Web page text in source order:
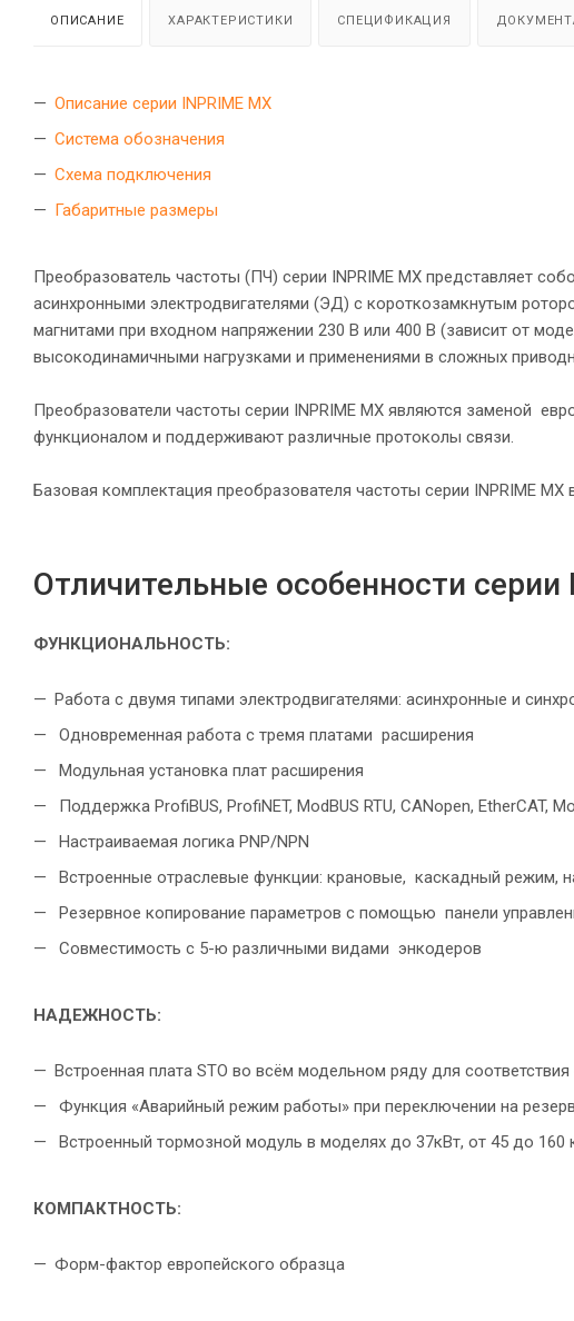
ОПИСАНИЕ ХАРАКТЕРИСТИКИ СПЕЦИФИКАЦИЯ
Описание серии INPRIME MX
Система обозначения
Схема подключения
Габаритные размеры
Преобразователь частоты (ПЧ) серии INPRIME MX представляет
асинхронными электродвигателями (ЭД) с короткозамкнутым
магнитами при входном напряжении 230 В или 400 В (зависит от
высокодинамичными нагрузками и применениями в сложных
Преобразователи частоты серии INPRIME MX являются заменой
функционалом и поддерживают различные протоколы связи.
Базовая комплектация преобразователя частоты серии INPRIME
Отличительные особенности серии
ФУНКЦИОНАЛЬНОСТЬ:
Работа с двумя типами электродвигателями: асинхронные и
Одновременная работа с тремя платами расширения
Модульная установка плат расширения
Поддержка ProfiBUS, ProfiNET, ModBUS RTU, CANopen, EtherCAT,
Настраиваемая логика PNP/NPN
Встроенные отраслевые функции: крановые, каскадный режим,
Резервное копирование параметров с помощью панели
Совместимость с 5-ю различными видами энкодеров
НАДЕЖНОСТЬ:
Встроенная плата STO во всём модельном ряду для
Функция «Аварийный режим работы» при переключении на
Встроенный тормозной модуль в моделях до 37кВт, от 45 до 160
КОМПАКТНОСТЬ:
Форм-фактор европейского образца